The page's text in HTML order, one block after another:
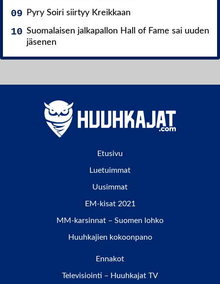
Pyry Soiri siirtyy Kreikkaan
Suomalaisen jalkapallon Hall of Fame sai uuden
jäsenen
Etusivu
Luetuimmat
Uusimmat
EM-kisat 2021
MM-karsinnat – Suomen lohko
Huuhkajien kokoonpano
Ennakot
Televisiointi – Huuhkajat TV